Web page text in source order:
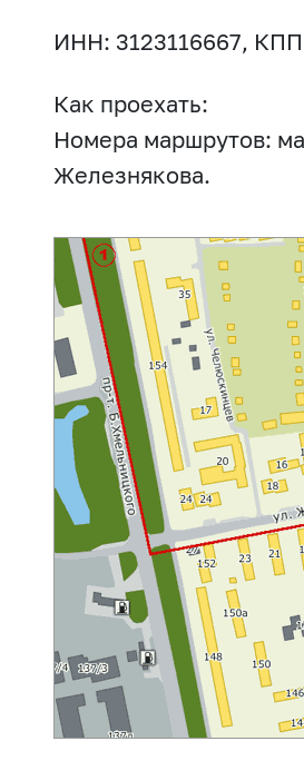
ИНН: 3123116667,
Как проехать:
Номера маршрутов:
Железнякова.